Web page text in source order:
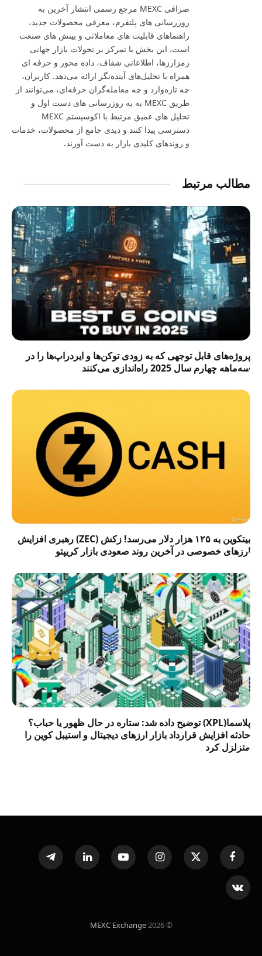
صرافی MEXC مرجع رسمی انتشار آخرین به‌
روزرسانی‌ های پلتفرم، معرفی محصولات جدید،
راهنماهای قابلیت‌ های معاملاتی و بینش‌ های صنعت
است. این بخش با تمرکز بر تحولات بازار جهانی
رمزارزها، اطلاعاتی شفاف، داده‌ محور و حرفه‌ ای
همراه با تحلیل‌های آینده‌نگر ارائه می‌دهد. کاربران،
چه تازه‌وارد و چه معامله‌گران حرفه‌ای، می‌توانند از
طریق MEXC به به‌ روزرسانی‌ های دست‌ اول و
تحلیل‌ های عمیق مرتبط با اکوسیستم MEXC
دسترسی پیدا کنند و دیدی جامع از محصولات، خدمات
و روندهای کلیدی بازار به‌ دست آورند.
مطالب مرتبط
پروژه‌های قابل توجهی که به زودی توکن‌ها و ایردراپ‌ها را در
سه‌ماهه چهارم سال 2025 راه‌اندازی می‌کنند
بیتکوین به ۱۲۵ هزار دلار می‌رسد! زکش (ZEC) رهبری افزایش
ارزهای خصوصی در آخرین روند صعودی بازار کریپتو
پلاسما(XPL) توضیح داده شد: ستاره در حال ظهور یا حباب؟
حادثه افزایش قرارداد بازار ارزهای دیجیتال و استیبل کوین را
متزلزل کرد
Facebook
X
(Twitter)
Instagram
YouTube
LinkedIn
Telegram
VKontakte
© 2026
MEXC Exchange